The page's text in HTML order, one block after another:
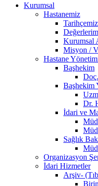
Kurumsal
Hastanemiz
Tarihçemiz
Kurumsal
Misyon /
Hastane
Başhekim
Başhekim
Dr.
İdari ve
Sağlık
Organizasyon
İdari Hizmetler
Arşiv-